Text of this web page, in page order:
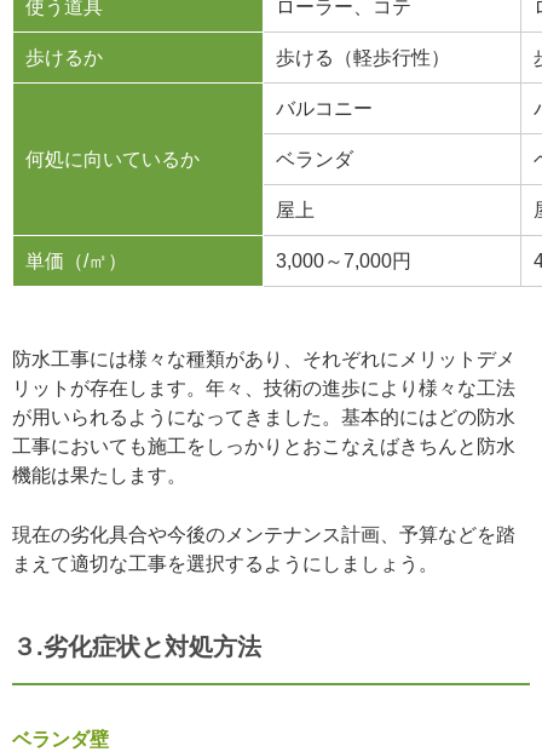
使う道具 ローラー、コテ
歩けるか 歩ける（軽歩行性）
何処に向いているか
バルコニー
ベランダ
屋上
単価（/㎡） 3,000～7,000円
防水工事には様々な種類があり、それぞれにメリットデメ
リットが存在します。年々、技術の進歩により様々な工法
が用いられるようになってきました。基本的にはどの防水
工事においても施工をしっかりとおこなえばきちんと防水
機能は果たします。
現在の劣化具合や今後のメンテナンス計画、予算などを踏
まえて適切な工事を選択するようにしましょう。
３.劣化症状と対処方法
ベランダ壁